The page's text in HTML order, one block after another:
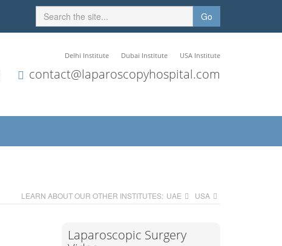
Go
Delhi Institute Dubai Institute USA Institute
contact@laparoscopyhospital.com
LEARN ABOUT OUR OTHER INSTITUTES: UAE USA
Laparoscopic Surgery